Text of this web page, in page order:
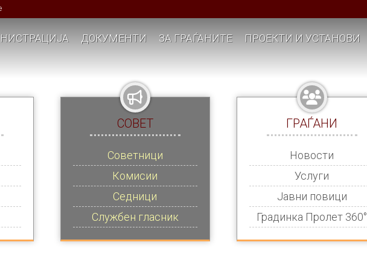
ДОКУМЕНТИ ЗА ГРАЃАНИТЕ ПРОЕКТИ И УСТАНОВИ
СОВЕТ
Советници
Комисии
Седници
Службен гласник
ГРАЃАНИ
Новости
Услуги
Јавни повици
Градинка Пролет 360°